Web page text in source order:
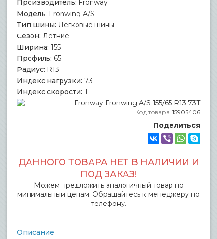
Производитель: Fronway
Модель: Fronwing A/S
Тип шины: Легковые шины
Сезон: Летние
Ширина: 155
Профиль: 65
Радиус: R13
Индекс нагрузки: 73
Индекс скорости: T
Код товара: 15906406
Поделиться
ДАННОГО ТОВАРА НЕТ В НАЛИЧИИ И
ПОД ЗАКАЗ!
Можем предложить аналогичный товар по
минимальным ценам. Обращайтесь к менеджеру по
телефону.
Описание